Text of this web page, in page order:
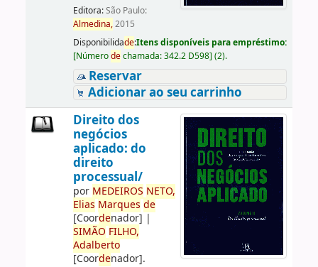
Editora:São Paulo:
Almedina,2015
Disponibilidade:Itens disponíveis para empréstimo:
[Númerodechamada:342.2 D598] (2).
Reservar
Adicionar ao seu carrinho
Direito dos
negócios
aplicado: do
direito
processual/
por MEDEIROS NETO,
Elias Marques de
[Coordenador] |
SIMÃO FILHO,
Adalberto
[Coordenador].